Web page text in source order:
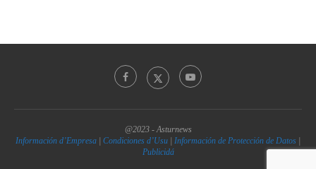
@2023 - Asturnews
Información d’Empresa
Condiciones d’Usu Información de Protección de Datos
Publicidá